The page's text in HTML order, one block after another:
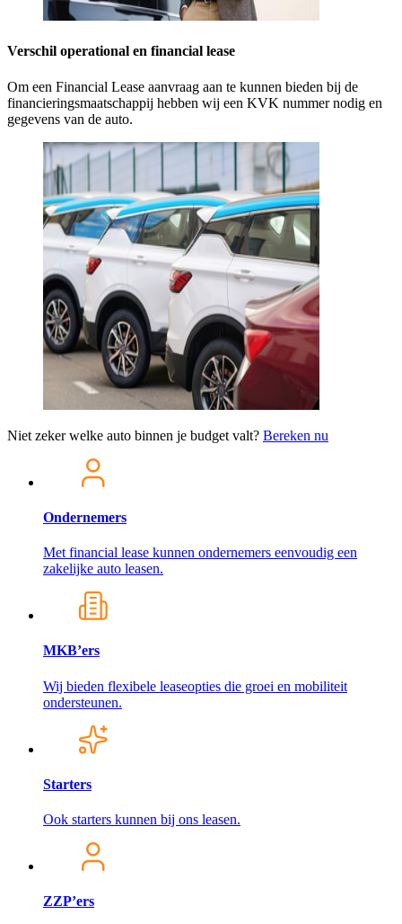
Verschil operational en financial lease
Om een Financial Lease aanvraag aan te kunnen bieden bij de
financieringsmaatschappij hebben wij een KVK nummer nodig en
gegevens van de auto.
Niet zeker welke auto binnen je budget valt? Bereken nu
Ondernemers
Met financial lease kunnen ondernemers eenvoudig een
zakelijke auto leasen.
MKB’ers
Wij bieden flexibele leaseopties die groei en mobiliteit
ondersteunen.
Starters
Ook starters kunnen bij ons leasen.
ZZP’ers